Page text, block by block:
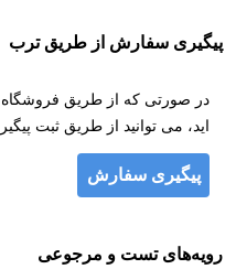
پیگیری سفارش از طریق ترب
در صورتی که از طریق
اید، می توانید از طریق ثبت
پیگیری سفارش
رویه‌های تست و مرجوعی